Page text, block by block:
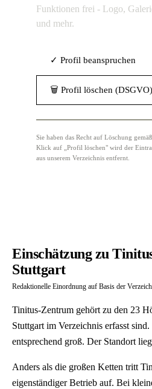
Funktionen frei - Logo,
und mehr.
✓ Profil beanspruchen
🗑 Profil löschen (DSGVO)
Sie haben das Recht auf Löschung
Klick auf „Profil löschen" wird der
aus unserem Verzeichnis entfernt.
Einschätzung zu
Stuttgart
Redaktionelle Einordnung auf Basis der
Tinitus-Zentrum gehört zu den 23
Stuttgart im Verzeichnis erfasst
entsprechend groß. Der Standort
Anders als die großen Ketten tritt
eigenständiger Betrieb auf. Bei